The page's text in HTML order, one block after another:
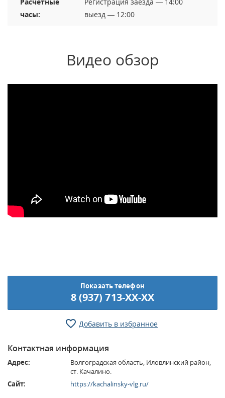
Расчетные
часы:
Регистрация заезда — 14:00
выезд — 12:00
Видео обзор
Показать телефон
8 (937) 713-XX-XX
Добавить в избранное
Контактная информация
Адрес:
Волгоградская область, Иловлинский район,
ст. Качалино.
Сайт:
https://kachalinsky-vlg.ru/